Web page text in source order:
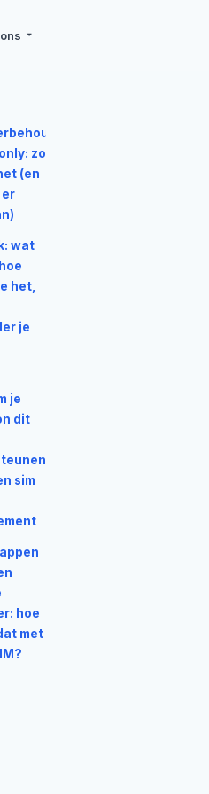
zo
(en
er
wat
het,
je
je
dit
sim
hoe
met